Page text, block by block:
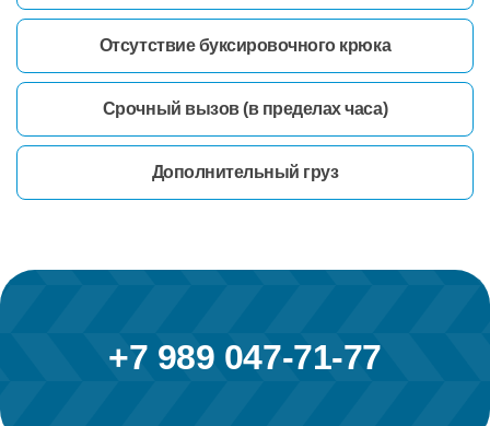
Отсутствие буксировочного крюка
Срочный вызов (в пределах часа)
Дополнительный груз
+7 989 047-71-77